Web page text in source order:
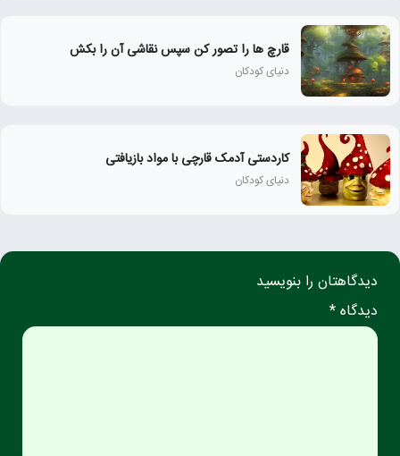
قارچ ها را تصور کن سپس نقاشی آن را بکش
دنیای کودکان
کاردستی آدمک قارچی با مواد بازیافتی
دنیای کودکان
دیدگاهتان را بنویسید
دیدگاه *